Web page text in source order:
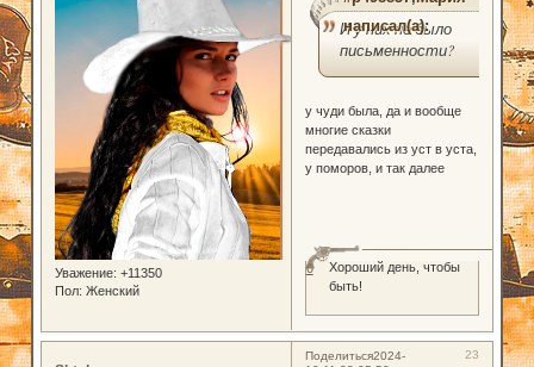
Уважение: +11350
Пол: Женский
написал(а):
И у них не было
письменности?
у чуди была, да и вообще
многие сказки
передавались из уст в уста,
у поморов, и так далее
Хороший день, чтобы
быть!
0
Поделиться 23
2024-